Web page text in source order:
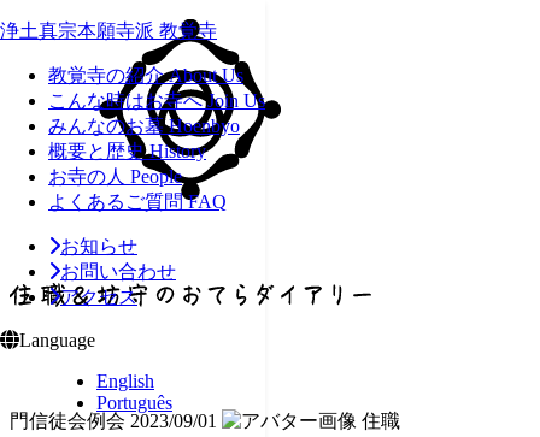
浄土真宗本願寺派 教覚寺
教覚寺の紹介 About Us
こんな時はお寺へ Join Us
みんなのお墓 Hoenbyo
概要と歴史 History
お寺の人 People
よくあるご質問 FAQ
お知らせ
お問い合わせ
アクセス
Language
English
Português
門信徒会例会 2023/09/01 住職